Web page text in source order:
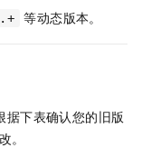
等动态版本。
据下表确认您的旧版
。